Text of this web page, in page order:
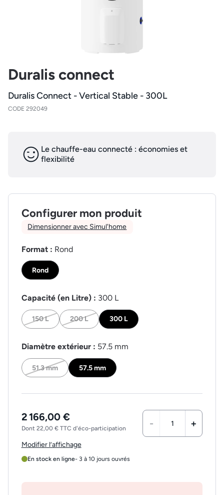
Duralis connect
Duralis Connect - Vertical Stable - 300L
CODE 292049
Le chauffe-eau connecté : économies et
flexibilité
Configurer mon produit
Dimensionner avec Simul'home
Format : Rond
Rond
Capacité (en Litre) : 300 L
150 L 200 L 300 L
Diamètre extérieur : 57.5 mm
51.3 mm 57.5 mm
2 166,00 €
Dont 22,00 € TTC d'éco-participation - +
Modifier l’affichage
En stock en ligne- 3 à 10 jours ouvrés